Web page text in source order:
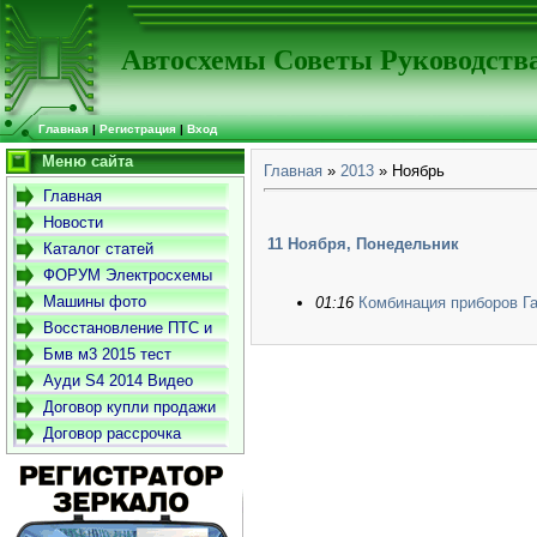
Автосхемы Советы
Главная|Регистрация|Вход
Меню сайта
Главная
Новости
Каталог статей
ФОРУМ Электросхемы
-Советы- Руководства
Машины фото
Восстановление ПТС и
СТСБмв м3 2015 тест
драйвАуди S4 2014 Видео
Договор купли продажи
автомобиля
Договор рассрочка
Главная » 2013 » Ноябрь
11 Ноября, Понедельник
01:16 Комбинация приборов